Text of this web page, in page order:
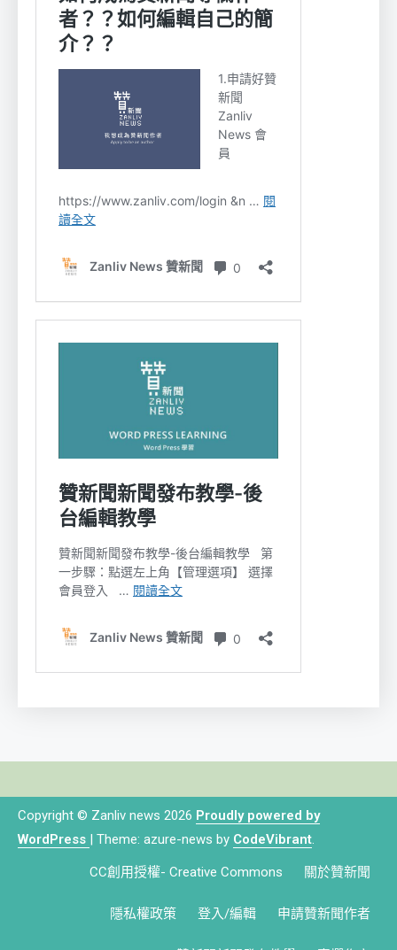
Copyright © Zanliv news 2026 Proudly powered by
WordPress | Theme: azure-news by CodeVibrant.
CC創用授權- Creative Commons 關於贊新聞
隱私權政策 登入/編輯 申請贊新聞作者